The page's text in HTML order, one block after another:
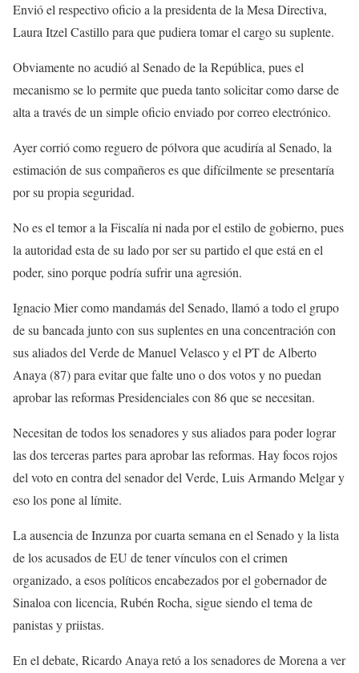
Envió el respectivo oficio a la presidenta de la Mesa Directiva,
Laura Itzel Castillo para que pudiera tomar el cargo su suplente.
Obviamente no acudió al Senado de la República, pues el
mecanismo se lo permite que pueda tanto solicitar como darse de
alta a través de un simple oficio enviado por correo electrónico.
Ayer corrió como reguero de pólvora que acudiría al Senado, la
estimación de sus compañeros es que difícilmente se presentaría
por su propia seguridad.
No es el temor a la Fiscalía ni nada por el estilo de gobierno, pues
la autoridad esta de su lado por ser su partido el que está en el
poder, sino porque podría sufrir una agresión.
Ignacio Mier como mandamás del Senado, llamó a todo el grupo
de su bancada junto con sus suplentes en una concentración con
sus aliados del Verde de Manuel Velasco y el PT de Alberto
Anaya (87) para evitar que falte uno o dos votos y no puedan
aprobar las reformas Presidenciales con 86 que se necesitan.
Necesitan de todos los senadores y sus aliados para poder lograr
las dos terceras partes para aprobar las reformas. Hay focos rojos
del voto en contra del senador del Verde, Luis Armando Melgar y
eso los pone al límite.
La ausencia de Inzunza por cuarta semana en el Senado y la lista
de los acusados de EU de tener vínculos con el crimen
organizado, a esos políticos encabezados por el gobernador de
Sinaloa con licencia, Rubén Rocha, sigue siendo el tema de
panistas y priistas.
En el debate, Ricardo Anaya retó a los senadores de Morena a ver